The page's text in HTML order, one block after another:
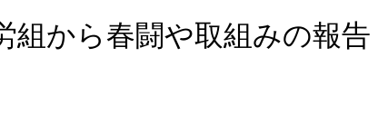
組から春闘や取組みの報告